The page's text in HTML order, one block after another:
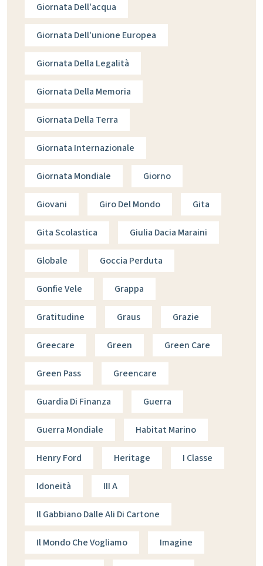
Giornata Dell'acqua
Giornata Dell'unione Europea
Giornata Della Legalità
Giornata Della Memoria
Giornata Della Terra
Giornata Internazionale
Giornata Mondiale Giorno
Giovani Giro Del Mondo Gita
Gita Scolastica Giulia Dacia Maraini
Globale Goccia Perduta
Gonfie Vele Grappa
Gratitudine Graus Grazie
Greecare Green Green Care
Green Pass Greencare
Guardia Di Finanza Guerra
Guerra Mondiale Habitat Marino
Henry Ford Heritage I Classe
Idoneità III A
Il Gabbiano Dalle Ali Di Cartone
Il Mondo Che Vogliamo Imagine